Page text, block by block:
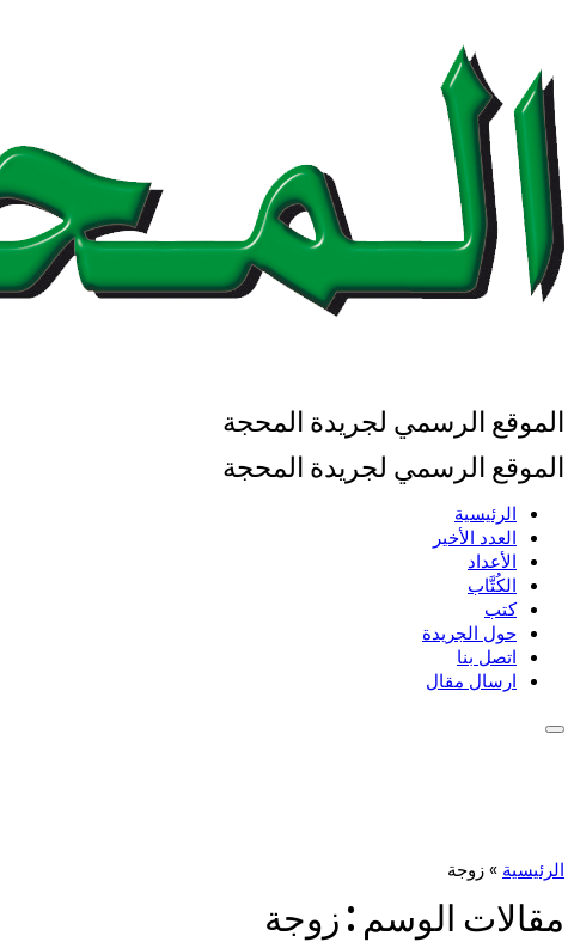
الموقع الرسمي لجريدة المحجة
الموقع الرسمي لجريدة المحجة
الرئيسية
العدد الأخير
الأعداد
الكُتَّاب
كتب
حول الجريدة
اتصل بنا
ارسال مقال
الرئيسية »زوجة
مقالات الوسم : زوجة